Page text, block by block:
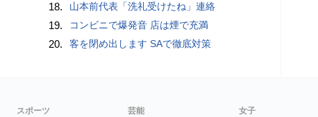
18. 山本前代表「洗礼受けたね」連絡
19. コンビニで爆発音 店は煙で充満
20. 客を閉め出します SAで徹底対策
スポーツ 芸能 女子